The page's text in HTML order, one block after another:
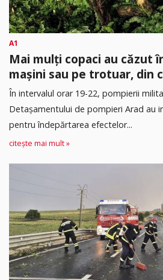
A1
Mai mulți copaci au căzut
mașini sau pe trotuar, din
În intervalul orar 19-22, pompierii
Detașamentului de pompieri Arad au
pentru îndepărtarea efectelor...
citește mai mult »